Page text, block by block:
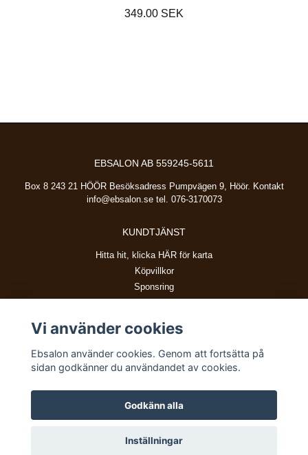
349.00 SEK
EBSALON AB 559245-5611
Box 8 243 21 HÖÖR Besöksadress Pumpvägen 9, Höör. Kontakt
info@ebsalon.setel. 076-3170073
KUNDTJÄNST
Hitta hit, klicka HÄR för karta
Köpvillkor
Sponsring
BETALSÄTT
Vi använder cookies
Ebsalon använder cookies. Genom att fortsätta på
sidan godkänner du användandet av cookies.
Godkänn alla
Inställningar